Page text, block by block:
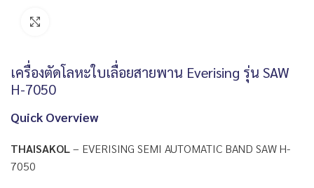
เครื่องตัดโลหะใบเลื่อยสายพาน Everising รุ่น SAW
H-7050
Quick Overview
THAISAKOL– EVERISING SEMI AUTOMATIC BAND SAW H-
7050